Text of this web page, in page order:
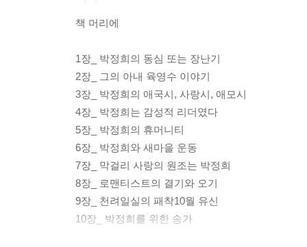
책 머리에
1장_ 박정희의 동심 또는 장난기
2장_ 그의 아내 육영수 이야기
3장_ 박정희의 애국시, 사랑시, 애모시
4장_ 박정희는 감성적 리더였다
5장_ 박정희의 휴머니티
6장_ 박정희와 새마을 운동
7장_ 막걸리 사랑의 원조는 박정희
8장_ 로맨티스트의 결기와 오기
9장_ 천려일실의 패착10월 유신
10장_ 박정희를 위한 송가